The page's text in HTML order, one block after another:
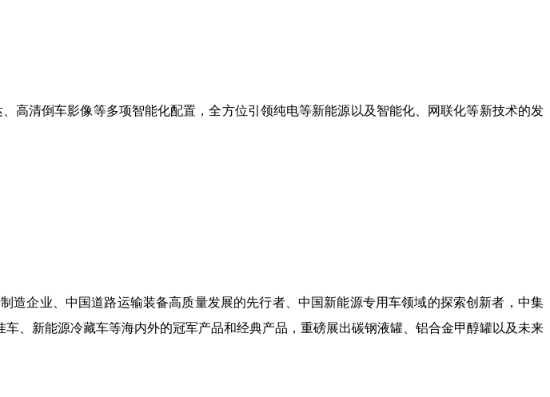
高清倒车影像等多项智能化配置，全方位引领纯电等新能源以及智能化、网联化等新技术的发
造企业、中国道路运输装备高质量发展的先行者、中国新能源专用车领域的探索创新者，中集
、新能源冷藏车等海内外的冠军产品和经典产品，重磅展出碳钢液罐、铝合金甲醇罐以及未来